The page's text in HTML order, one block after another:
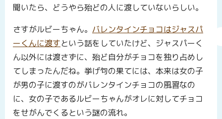
聞いたら、どうやら殆どの人に渡していないらしい。
さすがルビーちゃん。 バレンタインチョコはジャスパ
ーくんに渡すという話をしていたけど、ジャスパーく
ん以外には渡さずに、殆ど自分がチョコを独り占めし
てしまったんだね。挙げ句の果てには、本来は女の子
が男の子に渡すのがバレンタインチョコの風習なの
に、女の子であるルビーちゃんがオレに対してチョコ
をせがんでくるという謎の流れ。